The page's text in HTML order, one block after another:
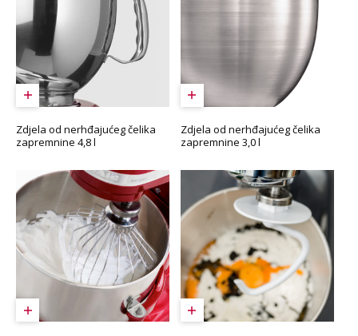
Zdjela od nerhđajućeg čelika
zapremnine 4,8 l
Zdjela od nerhđajućeg čelika
zapremnine 3,0 l